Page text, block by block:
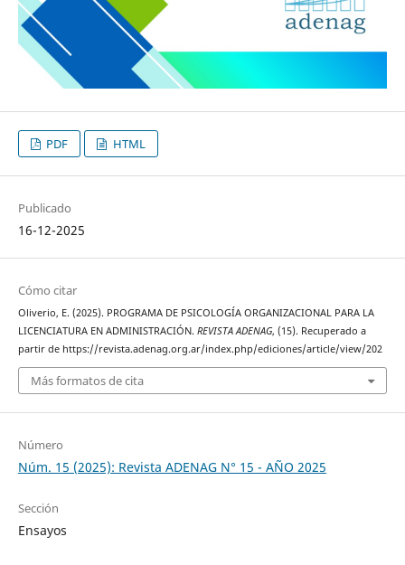
PDF HTML
Publicado
16-12-2025
Cómo citar
Oliverio, E. (2025). PROGRAMA DE PSICOLOGÍA ORGANIZACIONAL PARA LA
LICENCIATURA EN ADMINISTRACIÓN. REVISTA ADENAG, (15). Recuperado a
partir de https://revista.adenag.org.ar/index.php/ediciones/article/view/202
Más formatos de cita
Número
Núm. 15 (2025): Revista ADENAG N° 15 - AÑO 2025
Sección
Ensayos